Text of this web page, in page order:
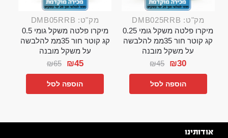
מק"ט: DMB025RRB
מיקרו פלטה משקל גומי 0.25
קג קוטר חור 35ממ להלבשה
על משקל מובנה
₪45 ₪30
הוספה לסל
מק"ט: DMB05RRB
מיקרו פלטה משקל גומי 0.5
קג קוטר חור 35ממ להלבשה
על משקל מובנה
₪65 ₪45
הוספה לסל
אודותינו